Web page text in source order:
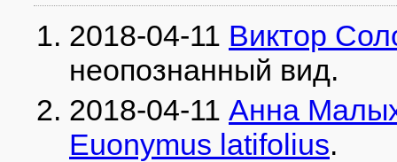
2018-04-11 Виктор
неопознанный вид.
2018-04-11 Анна
Euonymus latifolius.